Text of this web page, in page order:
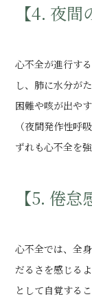
【4. 夜間
心不全が進行す
し、肺に水分が
困難や咳が出や
（夜間発作性呼
ずれも心不全を
【5. 倦怠
心不全では、全
だるさを感じる
として自覚する